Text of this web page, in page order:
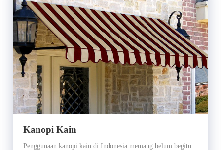
Kanopi Kain
Penggunaan kanopi kain di Indonesia memang belum begitu